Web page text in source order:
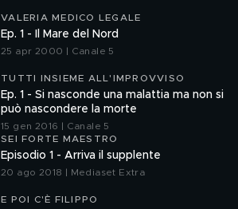
VALERIA MEDICO LEGALE
Ep. 1 - Il Mare del Nord
25 apr 2000 | Canale 5
TUTTI INSIEME ALL'IMPROVVISO
Ep. 1 - Si nasconde una malattia ma non si
può nascondere la morte
15 gen 2016 | Canale 5
SEI FORTE MAESTRO
Episodio 1 - Arriva il supplente
20 ago 2018 | Mediaset Extra
E POI C'È FILIPPO